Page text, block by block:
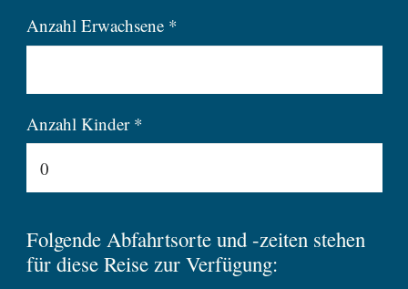
Anzahl Erwachsene *
Anzahl Kinder *
Folgende Abfahrtsorte und -zeiten stehen
für diese Reise zur Verfügung: